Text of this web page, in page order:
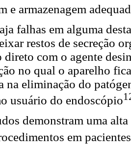
e armazenagem
falhas em alguma
restos de secreção
direto com o agente
no qual o aparelho
na eliminação do
usuário do endoscópio
demonstram uma
em